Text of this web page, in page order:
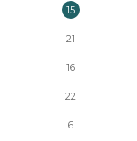
15
21
16
22
6